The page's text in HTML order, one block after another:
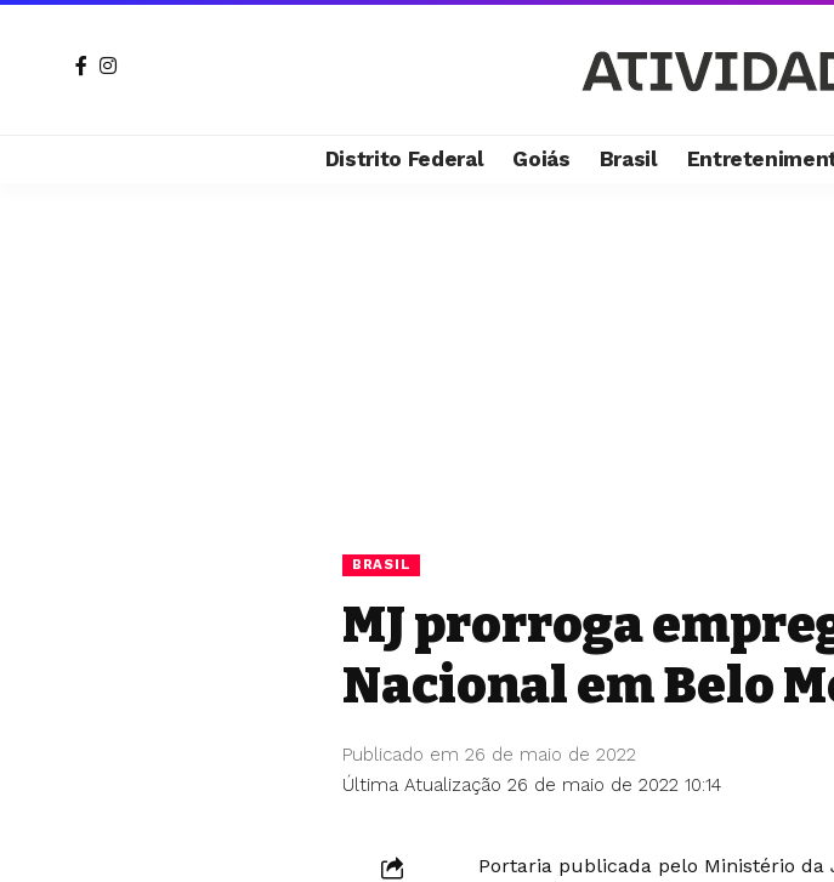
Distrito Federal Goiás Brasil
BRASIL
MJ prorroga
Nacional em Belo
Última Atualização 26 de maio de 2022 10:14
Publicado em 26 de maio de 2022
Portaria publicada pelo Ministério